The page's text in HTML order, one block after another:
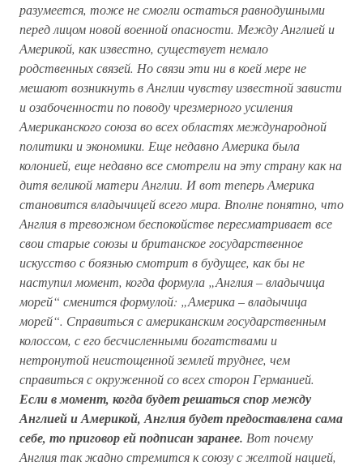
разумеется, тоже не смогли остаться равнодушными
перед лицом новой военной опасности. Между Англией и
Америкой, как известно, существует немало
родственных связей. Но связи эти ни в коей мере не
мешают возникнуть в Англии чувству известной зависти
и озабоченности по поводу чрезмерного усиления
Американского союза во всех областях международной
политики и экономики. Еще недавно Америка была
колонией, еще недавно все смотрели на эту страну как на
дитя великой матери Англии. И вот теперь Америка
становится владычицей всего мира. Вполне понятно, что
Англия в тревожном беспокойстве пересматривает все
свои старые союзы и британское государственное
искусство с боязнью смотрит в будущее, как бы не
наступил момент, когда формула „Англия – владычица
морей“ сменится формулой: „Америка – владычица
морей“. Справиться с американским государственным
колоссом, с его бесчисленными богатствами и
нетронутой неистощенной землей труднее, чем
справиться с окруженной со всех сторон Германией.
Если в момент, когда будет решаться спор между
Англией и Америкой, Англия будет предоставлена сама
себе, то приговор ей подписан заранее. Вот почему
Англия так жадно стремится к союзу с желтой нацией,